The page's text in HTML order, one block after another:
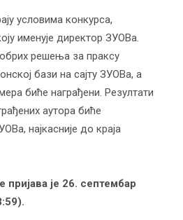
условима конкурса,
именује директор ЗУОВа.
решења за праксу
бази на сајту ЗУОВа, а
биће награђени. Резултати
аутора биће
најкасније до краја
је 26. септембар